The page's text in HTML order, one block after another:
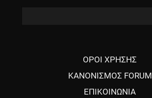
ΟΡΟΙ ΧΡΗΣΗΣ
ΚΑΝΟΝΙΣΜΟΣ FORUM
ΕΠΙΚΟΙΝΩΝΙΑ